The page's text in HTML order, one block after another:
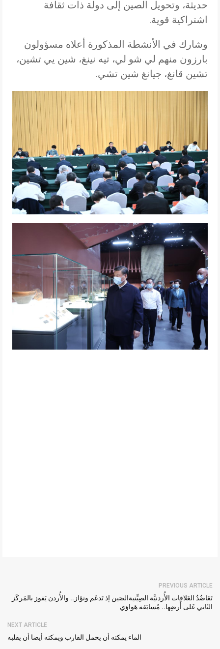
حديثة، وتحويل الصين إلى دولة ذات ثقافة
اشتراكية قوية.
وشارك في الأنشطة المذكورة أعلاه مسؤولون
بارزون منهم لي شو لي، تيه نينغ، شين يي تشين،
تشين قانغ، جيانغ شين تشي.
PREVIOUS ARTICLE
تَعَاضُدُ العَلاقات الأُردنيَّة الصِيِّنيةالصَين إذ تَدعَم وتؤاز.. والأُردن يَفوز بالمَركَز
الثَاني عَلى أَرضِها.. مُسابَقة هَواوَي
NEXT ARTICLE
الماء يمكنه أن يحمل القارب ويمكنه أيضا أن يقلبه